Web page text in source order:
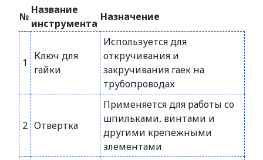
№
Название
инструмента
Назначение
1
Ключ для
гайки
Используется для
откручивания и
закручивания гаек на
трубопроводах
2 Отвертка
Применяется для работы со
шпильками, винтами и
другими крепежными
элементами